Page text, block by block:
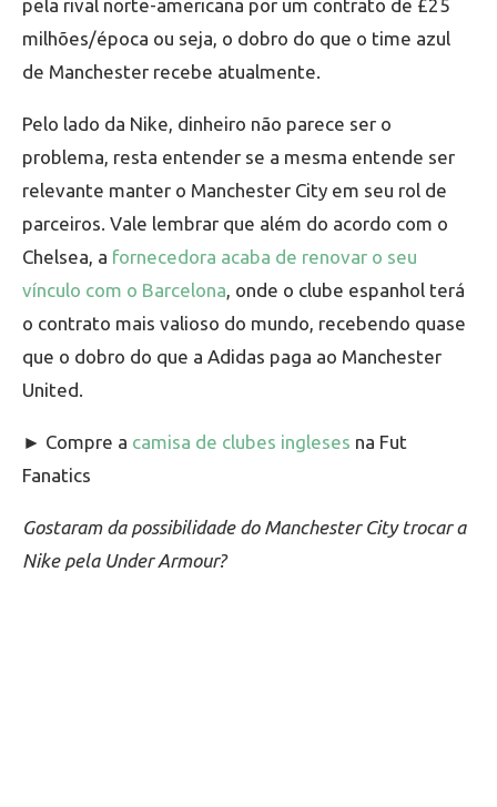
pela rival norte-americana por um contrato de £25
milhões/época ou seja, o dobro do que o time azul
de Manchester recebe atualmente.
Pelo lado da Nike, dinheiro não parece ser o
problema, resta entender se a mesma entende ser
relevante manter o Manchester City em seu rol de
parceiros. Vale lembrar que além do acordo com o
Chelsea, a fornecedora acaba de renovar o seu
vínculo com o Barcelona, onde o clube espanhol terá
o contrato mais valioso do mundo, recebendo quase
que o dobro do que a Adidas paga ao Manchester
United.
► Compre a camisa de clubes ingleses na Fut
Fanatics
Gostaram da possibilidade do Manchester City trocar a
Nike pela Under Armour?